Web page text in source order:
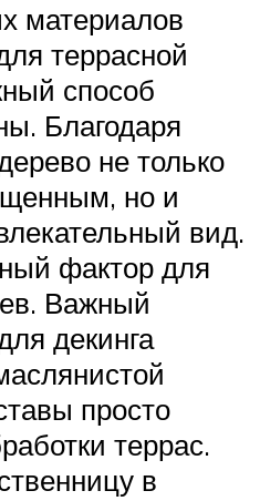
материалов
террасной
способ
Благодаря
не только
но и
вид.
фактор для
Важный
декинга
просто
террас.
в